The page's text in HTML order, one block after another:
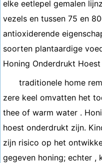
elke eetlepel gemalen
vezels en tussen 75 en
antioxiderende
soorten plantaardige
Honing Onderdrukt Hoest
traditionele home
zere keel omvatten het
thee of warm water .
hoest onderdrukt zijn.
zijn risico op het
gegeven honing; echter ,